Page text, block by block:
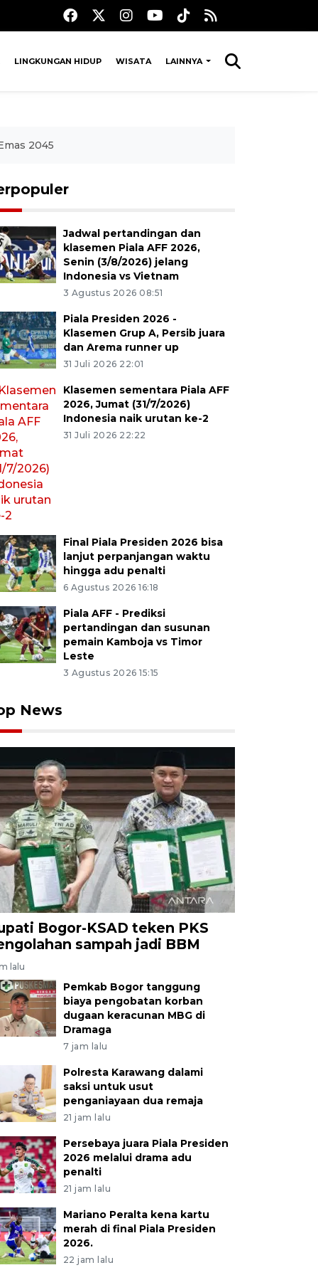
LINGKUNGAN HIDUP WISATA LAINNYA
2045
Jadwal pertandingan dan
klasemen Piala AFF 2026,
Senin (3/8/2026) jelang
Indonesia vs Vietnam
3 Agustus 2026 08:51
Piala Presiden 2026 -
Klasemen Grup A, Persib juara
dan Arema runner up
31 Juli 2026 22:01
Klasemen sementara Piala AFF
2026, Jumat (31/7/2026)
Indonesia naik urutan ke-2
31 Juli 2026 22:22
Final Piala Presiden 2026 bisa
lanjut perpanjangan waktu
hingga adu penalti
6 Agustus 2026 16:18
Piala AFF - Prediksi
pertandingan dan susunan
pemain Kamboja vs Timor
Leste
3 Agustus 2026 15:15
News
Bogor-KSAD teken PKS
sampah jadi BBM
lalu
Pemkab Bogor tanggung
biaya pengobatan korban
dugaan keracunan MBG di
Dramaga
7 jam lalu
Polresta Karawang dalami
saksi untuk usut
penganiayaan dua remaja
21 jam lalu
Persebaya juara Piala Presiden
2026 melalui drama adu
penalti
21 jam lalu
Mariano Peralta kena kartu
merah di final Piala Presiden
2026.
22 jam lalu